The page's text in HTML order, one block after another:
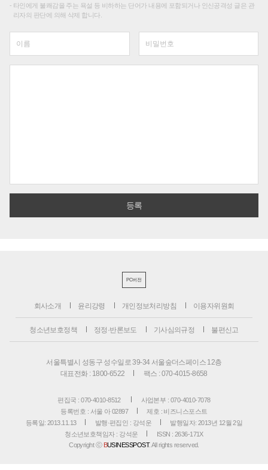
타인에게 불쾌감을 주는 욕설 등 비하하는 단어가 내용에 포함되거나 인신공격성 글은 관
리자의 판단에 의해 삭제 합니다.
PC버전
회사소개 윤리강령 개인정보처리방침 이용자위원회
청소년보호정책 정정·반론보도 기사심의규정 불편신고
서울특별시 성동구 성수일로 39-34 서울숲더스페이스 12층
대표전화 : 1800-6522
팩스 : 070-4015-8658
편집국 : 070-4010-8512
사업본부 : 070-4010-7078
등록번호 : 서울 아 02897
제호 : 비즈니스포스트
등록일: 2013.11.13
발행·편집인 : 강석운
발행일자: 2013년 12월 2일
청소년보호책임자 : 강석운
ISSN : 2636-171X
Copyright ⓒ BUSINESSPOST. All rights reserved.